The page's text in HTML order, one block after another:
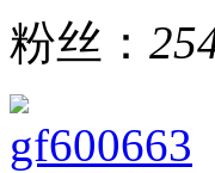
粉丝：
gf600663